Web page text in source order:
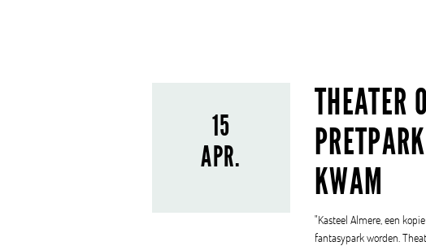
15
APR.
THEATER
KWAM
"Kasteel Almere, een
fantasypark worden.